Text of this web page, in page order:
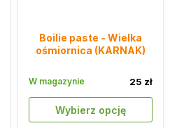
Boilie paste - Wielka
ośmiornica (KARNAK)
Wybierz opcję
25 zł
W magazynie